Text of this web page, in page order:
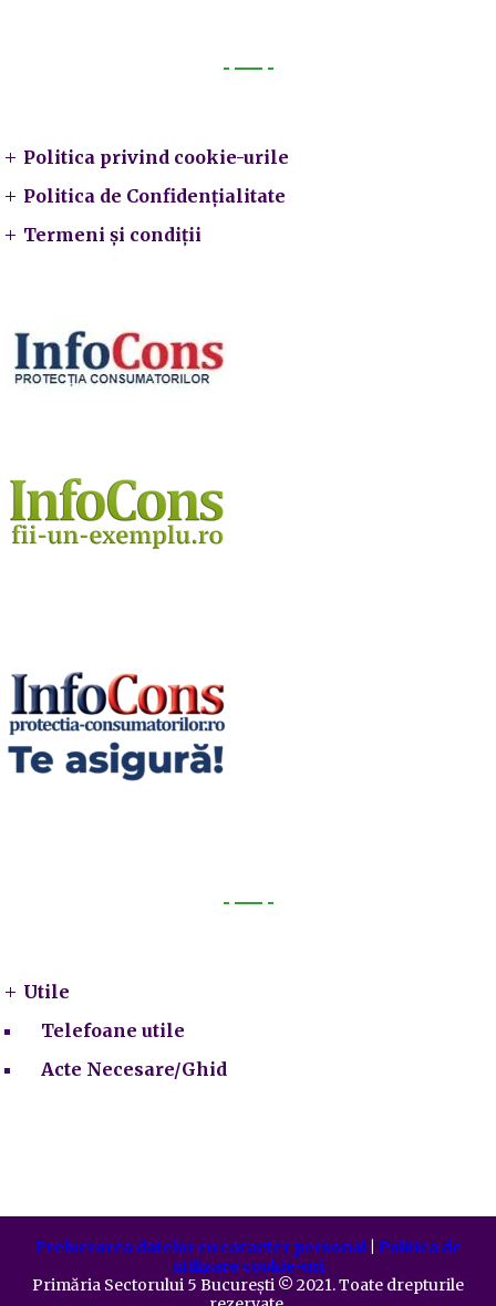
Politica privind cookie-urile
Politica de Confidențialitate
Termeni și condiții
Utile
Telefoane utile
Acte Necesare/Ghid
Prelucrarea datelor cu caracter personal
Politica de
utilizare cookie-uri
Primăria Sectorului 5 București ©️ 2021. Toate drepturile